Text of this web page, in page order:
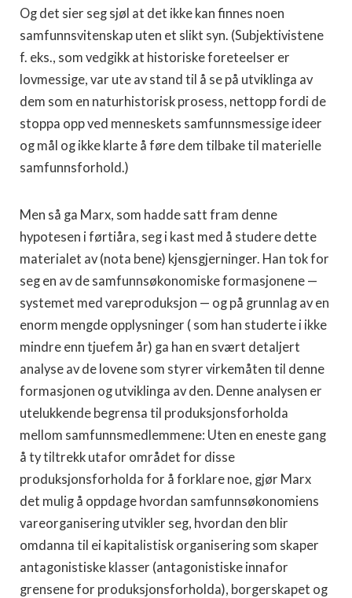
Og det sier seg sjøl at det ikke kan finnes noen
samfunnsvitenskap uten et slikt syn. (Subjektivistene
f. eks., som vedgikk at historiske foreteelser er
lovmessige, var ute av stand til å se på utviklinga av
dem som en naturhistorisk prosess, nettopp fordi de
stoppa opp ved menneskets samfunnsmessige ideer
og mål og ikke klarte å føre dem tilbake til materielle
samfunnsforhold.)
Men så ga Marx, som hadde satt fram denne
hypotesen i førtiåra, seg i kast med å studere dette
materialet av (nota bene) kjensgjerninger. Han tok for
seg en av de samfunnsøkonomiske formasjonene —
systemet med vareproduksjon — og på grunnlag av en
enorm mengde opplysninger ( som han studerte i ikke
mindre enn tjuefem år) ga han en svært detaljert
analyse av de lovene som styrer virkemåten til denne
formasjonen og utviklinga av den. Denne analysen er
utelukkende begrensa til produksjonsforholda
mellom samfunnsmedlemmene: Uten en eneste gang
å ty tiltrekk utafor området for disse
produksjonsforholda for å forklare noe, gjør Marx
det mulig å oppdage hvordan samfunnsøkonomiens
vareorganisering utvikler seg, hvordan den blir
omdanna til ei kapitalistisk organisering som skaper
antagonistiske klasser (antagonistiske innafor
grensene for produksjonsforholda), borgerskapet og